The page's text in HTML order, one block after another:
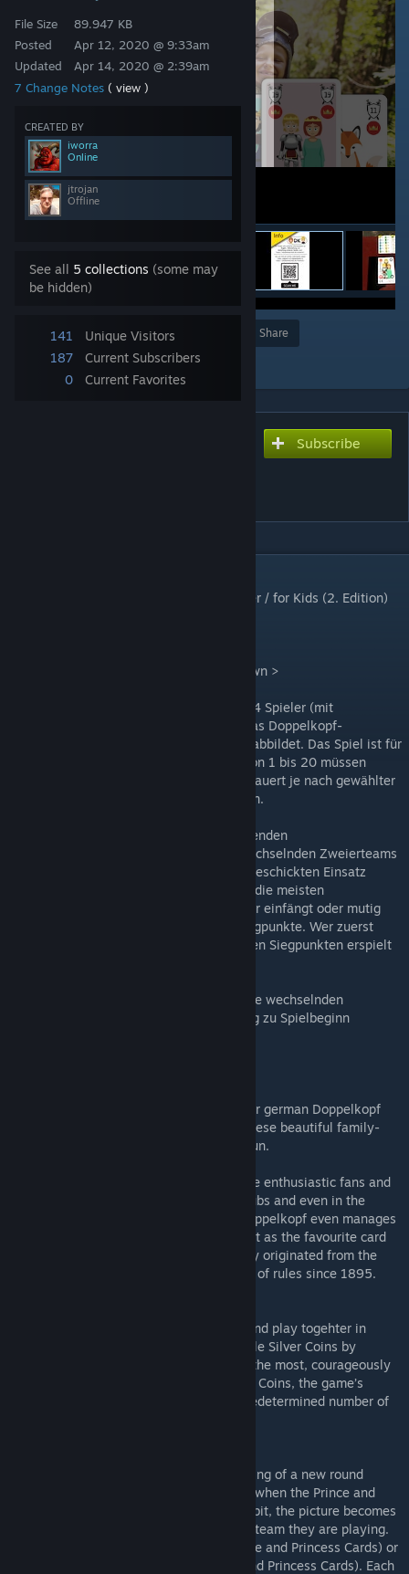
File Size
Posted
Updated
89.947 KB
Apr 12, 2020 @ 9:33am
Apr 14, 2020 @ 2:39am
7 Change Notes ( view )
CREATED BY
iworra
Online
jtrojan
Offline
See all 5 collections (some may
be hidden)
141
Unique Visitors
187
Current Subscribers
0
Current Favorites
Award
Share
Add to Collection
Subscribe
DOUBLEHEAD KIDS - Doppelkopf für Kinder / for Kids (2. Edition)
< deutsch - english and japanese scroll down >
DOUBLEHEAD KIDS ist ein Kartenspiel für 4 Spieler (mit
Erweiterung auch für 6 Spieler), welches das Doppelkopf-
Normalspiel mit familiengerechten Karten abbildet. Das Spiel ist für
Spieler ab ca. 6 Jahren geeignet (Zahlen von 1 bis 20 müssen
selbständig gelesen werden können) und dauert je nach gewählter
Siegpunktzahl zwischen 30 und 60 Minuten.
Spielprinzip: Spieler legen Karten in spannenden
Kartenstichduellen und spielen dabei in wechselnden Zweierteams
zusammen. Jeder Spieler muss durch den geschickten Einsatz
seiner Karten Silbermünzen erbeuten. Wer die meisten
Silbermünzen erbeutet, „Füchse“ der Gegner einfängt oder mutig
sein „Karlchen“ spielt, gewinnt goldene Siegpunkte. Wer zuerst
eine vorher festgelegte Anzahl von goldenen Siegpunkten erspielt
Den besonderen Reiz des Spiels machen die wechselnden
Zweierteams aus, deren Zusammensetzung zu Spielbeginn
DOUBLEHEAD KIDS is based on the popular german Doppelkopf
trick-taking game. Play Doppelkopf with these beautiful family-
friendly cards. Easy to learn – long game fun.
The Doppelkopf-Game finds more and more enthusiastic fans and
supporters, who organize themselves in clubs and even in the
German Doppelkopf Association (DDV). Doppelkopf even manages
to replace the extremely popular game Skat as the favourite card
game of the Germans. Doppelkopf probably originated from the
game “Schafkopf”, which already had a set of rules since 1895.
Dive into a series of exciting card battles and play togehter in
everchanging teams! You must gain valuable Silver Coins by
skillfully using your cards. Whoever gains the most, courageously
encountering their opponents, wins Golden Coins, the game’s
victory points. The first player to earn a predetermined number of
The twist of the game is that at the beginning of a new round
players do not know their teammate. Only when the Prince and
Princess Cards (“Team”) are laid out bit by bit, the picture becomes
clearer and the players recognize in which team they are playing.
In Team Prince/Princess (players with Prince and Princess Cards) or
in Team Without (players without Prince and Princess Cards). Each